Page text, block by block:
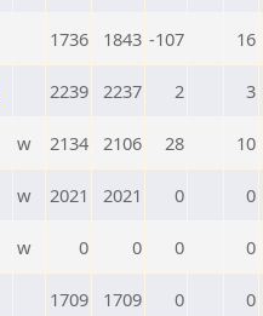
1736 1843 -107 16
2239 2237 2 3
w 2134 2106 28 10
w 2021 2021 0 0
w 0 0 0 0
1709 1709 0 0